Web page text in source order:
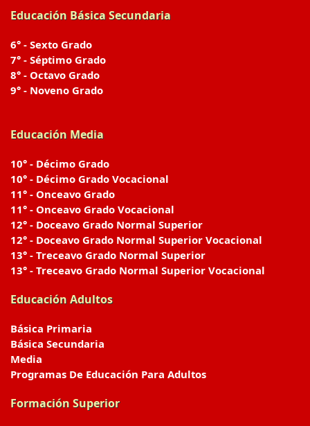
Educación Básica Secundaria
6° - Sexto Grado
7° - Séptimo Grado
8° - Octavo Grado
9° - Noveno Grado
Educación Media
10° - Décimo Grado
10° - Décimo Grado Vocacional
11° - Onceavo Grado
11° - Onceavo Grado Vocacional
12° - Doceavo Grado Normal Superior
12° - Doceavo Grado Normal Superior Vocacional
13° - Treceavo Grado Normal Superior
13° - Treceavo Grado Normal Superior Vocacional
Educación Adultos
Básica Primaria
Básica Secundaria
Media
Programas De Educación Para Adultos
Formación Superior